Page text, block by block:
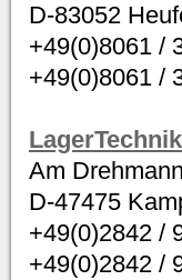
D-83052
+49(0)8061 /
+49(0)8061 /
Am
D-47475
+49(0)2842 /
+49(0)2842 /